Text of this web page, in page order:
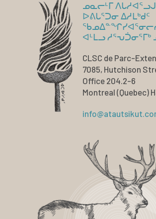
ᓄᓇᓕᒻᒥ ᐱᒐᓱᐊᕐᓗᒍ
ᐅᕕᒐᕐᑐᓂ ᐃᓱᒪᒃᑯᑦ
ᐊᒻᒪᓗ ᓱᕐᕃᑑᓂᕐᒥᒃ
CLSC de Parc-
7085, Hutchison
Office 204.2-6
Montreal (Quebec)